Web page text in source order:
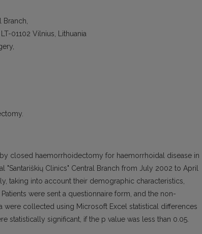
Branch,
01102 Vilnius, Lithuania
closed haemorrhoidectomy for haemorrhoidal disease in
"Santariškių Clinics" Central Branch from July 2002 to April
taking into account their demographic characteristics,
were sent a questionnaire form, and the non-
collected using Microsoft Excel statistical differences
statistically significant, if the p value was less than 0.05.